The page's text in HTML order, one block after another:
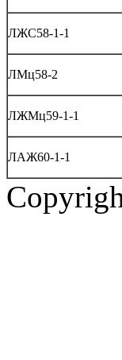
ЛЖС58-1-1
ЛМц58-2
ЛЖМц59-1-1
ЛАЖ60-1-1